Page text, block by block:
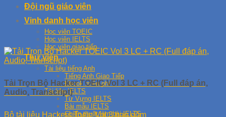
Đội ngũ giáo viên
Vinh danh học viên
Học viên TOEIC
Học viên IELTS
Học viên giao tiếp
Thư viện
Tài liệu tiếng Anh
Tiếng Anh Giao Tiếp
Ebook miễn phí
Tài liệu IELTS
Từ Vựng IELTS
Bài mẫu IELTS
Chiến thuật làm bài IELTS
Tải Trọn Bộ Hacker TOEIC Vol 3 LC + RC (Full đáp án,
Audio, Transcript)
Bộ tài liệu Hackers Toeic Vol 3 bao gồm